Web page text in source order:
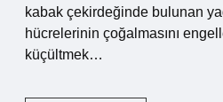
kabak çekirdeğinde bulunan
hücrelerinin çoğalmasını
küçültmek…